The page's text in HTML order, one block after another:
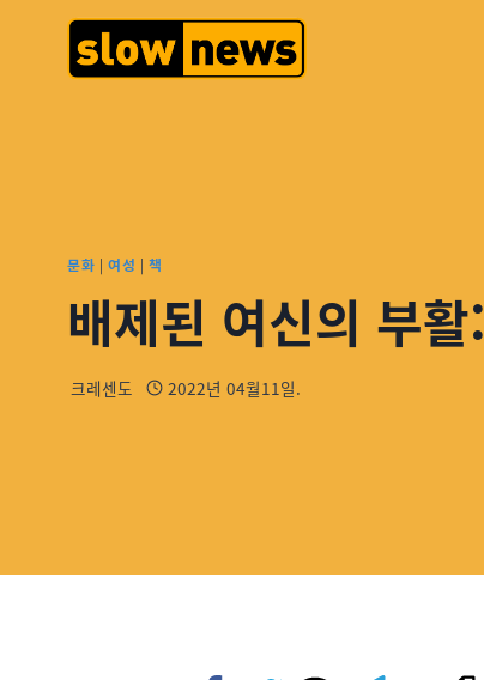
문화 | 여성 | 책
배제된 여신의 부
크레센도 2022년 04월11일.